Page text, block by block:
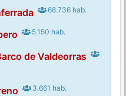
68.736 hab.
5.150 hab.
de Valdeorras
3.661 hab.